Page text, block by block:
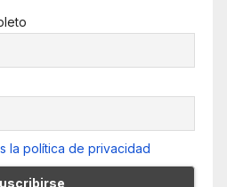
la política de privacidad